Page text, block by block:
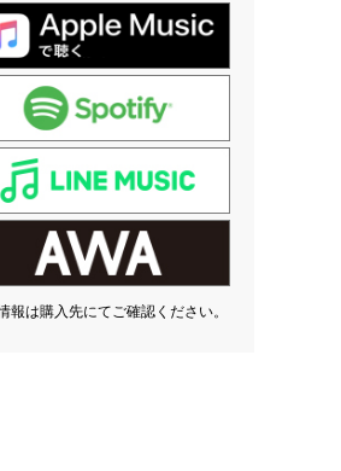
報は購入先にてご確認ください。